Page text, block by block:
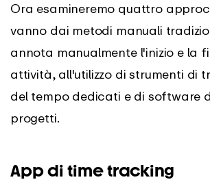
Ora esamineremo quattro
vanno dai metodi manuali
annota manualmente l'inizio e la
attività, all'utilizzo di strumenti di
del tempo dedicati e di software
progetti.
App di time tracking